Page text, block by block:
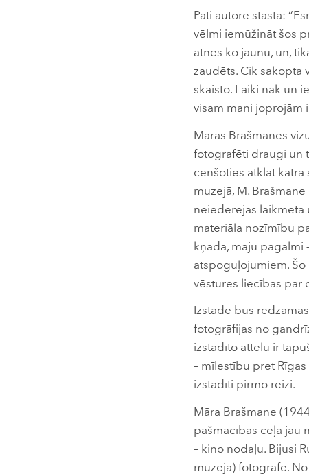
Pati autore stāsta:
vēlmi iemūžināt šos
atnes ko jaunu, un,
zaudēts. Cik sakopta
skaisto. Laiki nāk un
visam mani joprojām
Māras Brašmanes
fotografēti draugi un
cenšoties atklāt
muzejā, M.
neiederējās laikmeta
materiāla nozīmību
kņada, māju pagalmi
atspoguļojumiem.
vēstures liecības par
Izstādē būs
fotogrāfijas no
izstādīto attēlu ir
– mīlestību pret
izstādīti pirmo reizi.
Māra Brašmane
pašmācības ceļā jau
– kino nodaļu. Bijusi
muzeja) fotogrāfe.